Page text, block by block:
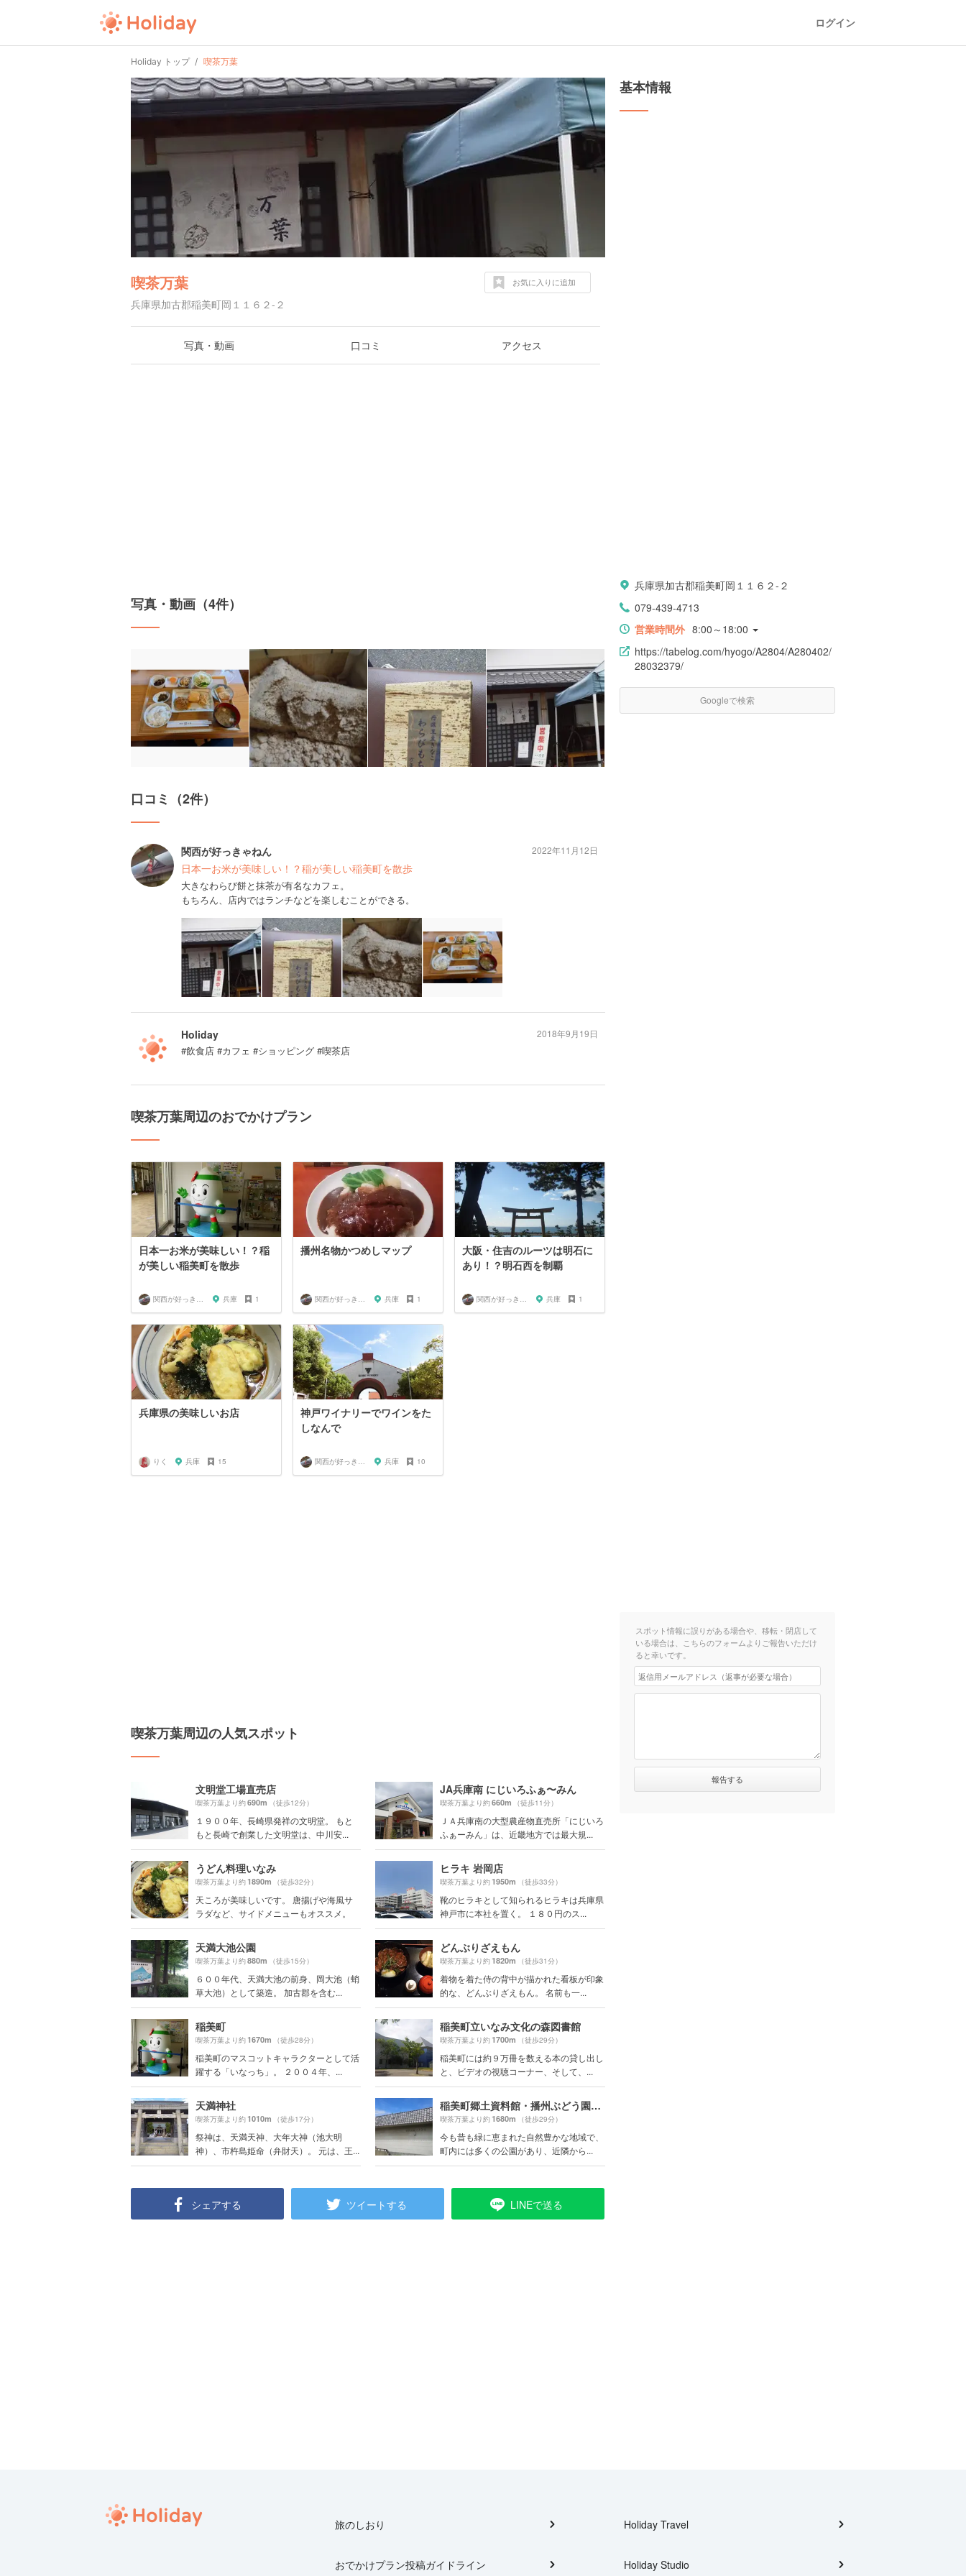
ログイン
Holiday トップ 喫茶万葉
喫茶万葉
兵庫県加古郡稲美町岡１１６２-２
お気に入りに追加
写真・動画 口コミ アクセス
写真・動画（4件）
口コミ（2件）
関西が好っきゃねん
日本一お米が美味しい！？稲が美しい稲美町を散歩
大きなわらび餅と抹茶が有名なカフェ。
もちろん、店内ではランチなどを楽しむことができる。
2022年11月12日
Holiday
#飲食店 #カフェ #ショッピング #喫茶店
2018年9月19日
喫茶万葉周辺のおでかけプラン
日本一お米が美味しい！？稲
が美しい稲美町を散歩
関西が好っきゃねん 兵庫 1
播州名物かつめしマップ
関西が好っきゃねん 兵庫 1
大阪・住吉のルーツは明石に
あり！？明石西を制覇
関西が好っきゃねん 兵庫 1
兵庫県の美味しいお店
りく 兵庫 15
神戸ワイナリーでワインをた
しなんで
関西が好っきゃねん 兵庫 10
喫茶万葉周辺の人気スポット
文明堂工場直売店
喫茶万葉より約690m （徒歩12分）
１９００年、長崎県発祥の文明堂。 もと
もと長崎で創業した文明堂は、中川安...
JA兵庫南 にじいろふぁ〜みん
喫茶万葉より約660m （徒歩11分）
ＪＡ兵庫南の大型農産物直売所「にじいろ
ふぁーみん」は、近畿地方では最大規...
うどん料理いなみ
喫茶万葉より約1890m （徒歩32分）
天ころが美味しいです。 唐揚げや海風サ
ラダなど、サイドメニューもオススメ。
ヒラキ 岩岡店
喫茶万葉より約1950m （徒歩33分）
靴のヒラキとして知られるヒラキは兵庫県
神戸市に本社を置く。 １８０円のス...
天満大池公園
喫茶万葉より約880m （徒歩15分）
６００年代、天満大池の前身、岡大池（蛸
草大池）として築造。 加古郡を含む...
どんぶりざえもん
喫茶万葉より約1820m （徒歩31分）
着物を着た侍の背中が描かれた看板が印象
的な、どんぶりざえもん。 名前も一...
稲美町
喫茶万葉より約1670m （徒歩28分）
稲美町のマスコットキャラクターとして活
躍する「いなっち」。 ２００４年、...
稲美町立いなみ文化の森図書館
喫茶万葉より約1700m （徒歩29分）
稲美町には約９万冊を数える本の貸し出し
と、ビデオの視聴コーナー、そして、...
天満神社
喫茶万葉より約1010m （徒歩17分）
祭神は、天満天神、大年大神（池大明
神）、市杵島姫命（弁財天）。 元は、王...
稲美町郷土資料館・播州ぶどう園歴史の館
喫茶万葉より約1680m （徒歩29分）
今も昔も緑に恵まれた自然豊かな地域で、
町内には多くの公園があり、近隣から...
シェアする ツイートする LINEで送る
基本情報
兵庫県加古郡稲美町岡１１６２-２
079-439-4713
営業時間外 8:00～18:00
https://tabelog.com/hyogo/A2804/A280402/
28032379/
Googleで検索
スポット情報に誤りがある場合や、移転・閉店して
いる場合は、こちらのフォームよりご報告いただけ
ると幸いです。
旅のしおり
おでかけプラン投稿ガイドライン
Holiday Travel
Holiday Studio